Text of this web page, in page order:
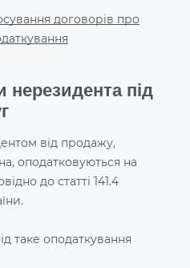
договорів про
нерезидента під
від продажу,
оподатковуються на
до статті 141.4
таке оподаткування